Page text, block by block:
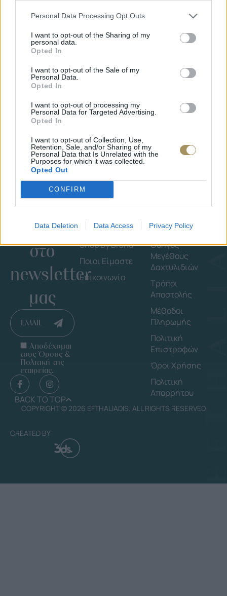
Personal Data Processing Opt Outs
I want to opt-out of the Sharing of my
personal data.
Opted In
I want to opt-out of the Sale of my
Personal Data.
Opted In
I want to opt-out of processing my
Personal Data for Targeted Advertising.
Opted In
I want to opt-out of Collection, Use,
Retention, Sale, and/or Sharing of my
Personal Data that Is Unrelated with the
Purposes for which it was collected.
Opted Out
CONFIRM
Data Deletion Data Access Privacy Policy
JCOU ARIA JU19087-2
134€
Εγγράψου
στο
newsletter
μας
EMAIL
Αποδέχομαι
τους Όρους &
Πολιτική της
εταιρείας.
BACK TO TOP
Εταιρεία
Shop By Brand
Ποιοι Είμαστε
Επικοινωνία
Οδηγός
Μεγέθους
Δαχτυλιδιών
Τρόποι
Αποστολής
Μέθοδοι
Πληρωμής
Πολιτική
Επιστροφών
Όροι Χρήσης
Πολιτική
Απορρήτου
COPYRIGHT © 2026 EFTHALIADIS. ALL RIGHTS RESERVED
CREATED BY